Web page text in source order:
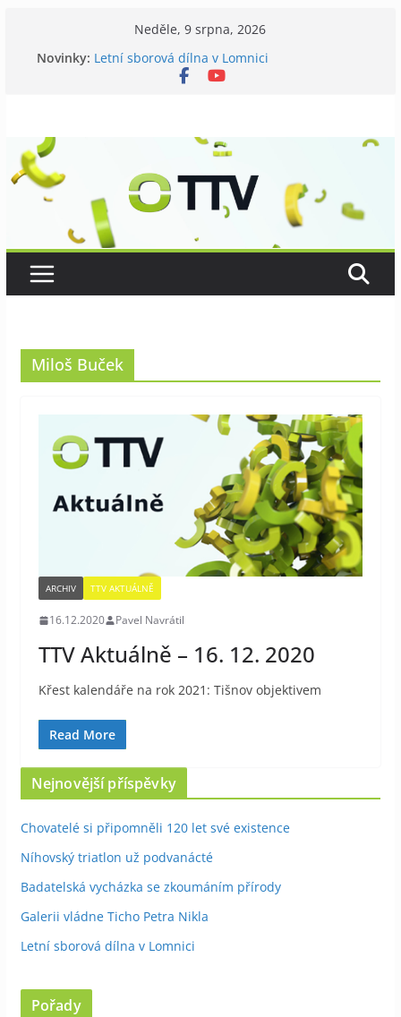
Neděle, 9 srpna, 2026
Novinky: Letní sborová dílna v Lomnici
Chovatelé si připomněli 120 let své existence
Miloš Buček
ARCHIV TTV AKTUÁLNĚ
16.12.2020 Pavel Navrátil
TTV Aktuálně – 16. 12. 2020
Křest kalendáře na rok 2021: Tišnov objektivem
Read More
Nejnovější příspěvky
Chovatelé si připomněli 120 let své existence
Níhovský triatlon už podvanácté
Badatelská vycházka se zkoumáním přírody
Galerii vládne Ticho Petra Nikla
Letní sborová dílna v Lomnici
Pořady